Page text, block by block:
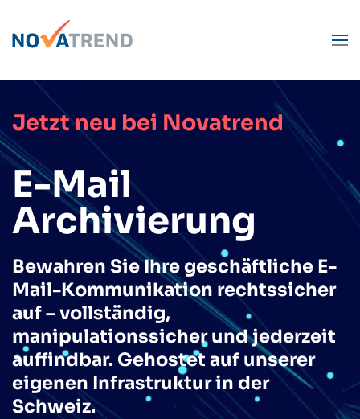
Zum Hauptinhalt springen
Jetzt neu bei Novatrend
E-Mail
Archivierung
Bewahren Sie Ihre geschäftliche E-
Mail-Kommunikation rechtssicher
auf – vollständig,
manipulationssicher und jederzeit
auffindbar. Gehostet auf unserer
eigenen Infrastruktur in der
Schweiz.